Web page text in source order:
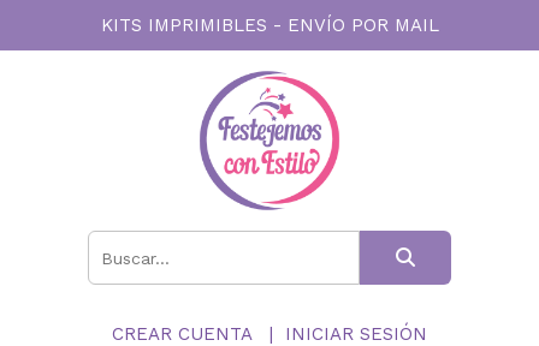
KITS IMPRIMIBLES - ENVÍO POR MAIL
CREAR CUENTA INICIAR SESIÓN